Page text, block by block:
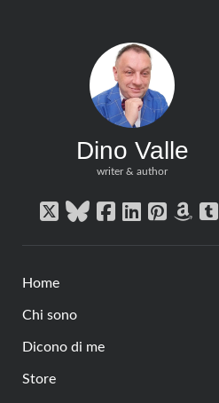
Dino Valle
writer & author
twitterbluesky
facebook
linkedin
Home
Chi sono
Dicono di me
Store